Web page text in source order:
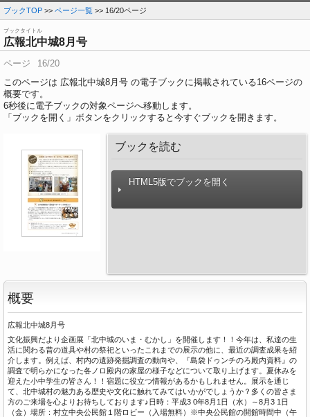
ブックTOP >> ページ一覧 >> 16/20ページ
ブックタイトル
広報北中城8月号
ページ
16/20
このページは 広報北中城8月号 の電子ブックに掲載されている16ページの
概要です。
6秒後に電子ブックの対象ページへ移動します。
「ブックを開く」ボタンをクリックすると今すぐブックを開きます。
ブックを読む
HTML5版でブックを開く
概要
広報北中城8月号
文化振興だより企画展「北中城のいま・むかし」を開催します！！今年は、私達の生
活に関わる昔の道具や村の祭祀といったこれまでの展示の他に、最近の調査成果を紹
介します。例えば、村内の遺跡発掘調査の動向や、『島袋ドゥンチのろ殿内資料』の
調査で明らかになった各ノロ殿内の家屋の様子などについて取り上げます。夏休みを
迎えた小中学生の皆さん！！宿題に役立つ情報があるかもしれません。展示を通じ
て、北中城村の魅力ある歴史や文化に触れてみてはいかがでしょうか？多くの皆さま
方のご来場を心よりお待ちしております♪日時：平成3 0年8月1日（水）～8月3 1日
（金）場所：村立中央公民館１階ロビー（入場無料）※中央公民館の開館時間中（午